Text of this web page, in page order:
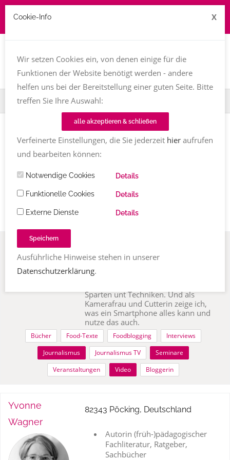
Home Fachfrauenmarkt
Texttreff-Fachfrauenmarkt
Übersicht/ Seminare
Anne Webert
Hintergrundbericht oder Glosse – als
Sparten unt Techniken. Und als
Kamerafrau und Cutterin zeige ich,
was ein Smartphone alles kann und
nutze das auch.
Bücher Food-Texte Foodblogging
Interviews
Journalismus
Journalismus TV
Seminare
Veranstaltungen
Video Bloggerin
Yvonne
Wagner
82343 Pöcking, Deutschland
Autorin (früh-)pädagogischer
Fachliteratur, Ratgeber,
Sachbücher
Cookie-Info X
Wir setzen Cookies ein, von denen einige für die
Funktionen der Website benötigt werden - andere
helfen uns bei der Bereitstellung einer guten Seite. Bitte
treffen Sie Ihre Auswahl:
alle akzeptieren & schließen
Verfeinerte Einstellungen, die Sie jederzeit hieraufrufen
und bearbeiten können:
Notwendige Cookies Details
Funktionelle Cookies Details
Externe Dienste Details
Speichern
Ausführliche Hinweise stehen in unserer
Datenschutzerklärung.